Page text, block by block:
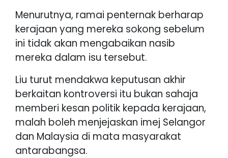
Menurutnya, ramai penternak berharap
kerajaan yang mereka sokong sebelum
ini tidak akan mengabaikan nasib
mereka dalam isu tersebut.
Liu turut mendakwa keputusan akhir
berkaitan kontroversi itu bukan sahaja
memberi kesan politik kepada kerajaan,
malah boleh menjejaskan imej Selangor
dan Malaysia di mata masyarakat
antarabangsa.